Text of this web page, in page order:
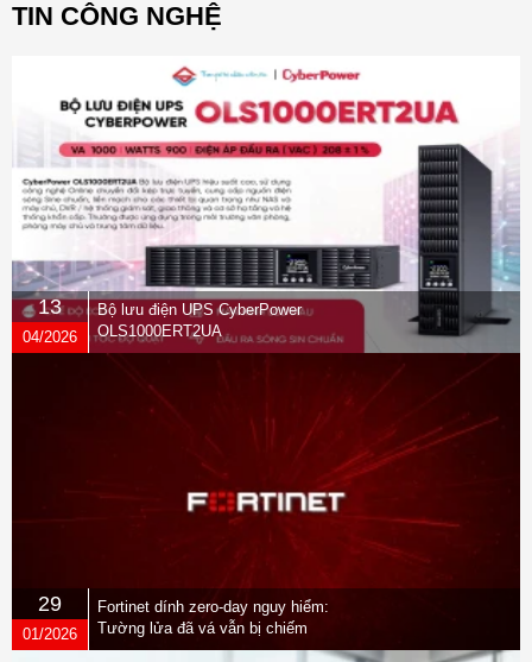
TIN CÔNG NGHỆ
13
04/2026
Bộ lưu điện UPS CyberPower
OLS1000ERT2UA
29
01/2026
Fortinet dính zero-day nguy hiểm:
Tường lửa đã vá vẫn bị chiếm
quyền